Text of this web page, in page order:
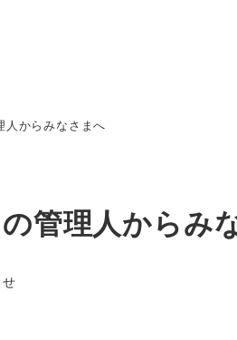
人からみなさまへ
管理人からみ